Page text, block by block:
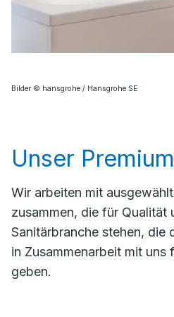
Bilder © hansgrohe / Hansgrohe SE
Unser
Wir arbeiten mit
zusammen, die für Qualität
Sanitärbranche stehen, die
in Zusammenarbeit mit uns
geben.